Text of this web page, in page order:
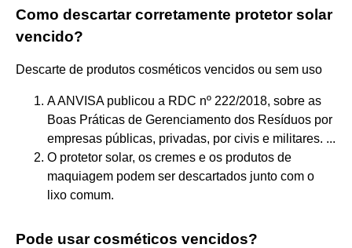
Como descartar corretamente protetor solar
vencido?
Descarte de produtos cosméticos vencidos ou sem uso
A ANVISA publicou a RDC nº 222/2018, sobre as
Boas Práticas de Gerenciamento dos Resíduos por
empresas públicas, privadas, por civis e militares. ...
O protetor solar, os cremes e os produtos de
maquiagem podem ser descartados junto com o
lixo comum.
Pode usar cosméticos vencidos?